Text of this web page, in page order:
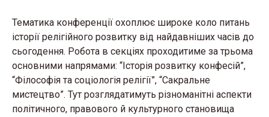
Тематика конференції охоплює широке коло питань
історії релігійного розвитку від найдавніших часів до
сьогодення. Робота в секціях проходитиме за трьома
основними напрямами: “Історія розвитку конфесій”,
“Філософія та соціологія релігії”, “Сакральне
мистецтво”. Тут розглядатимуть різноманітні аспекти
політичного, правового й культурного становища